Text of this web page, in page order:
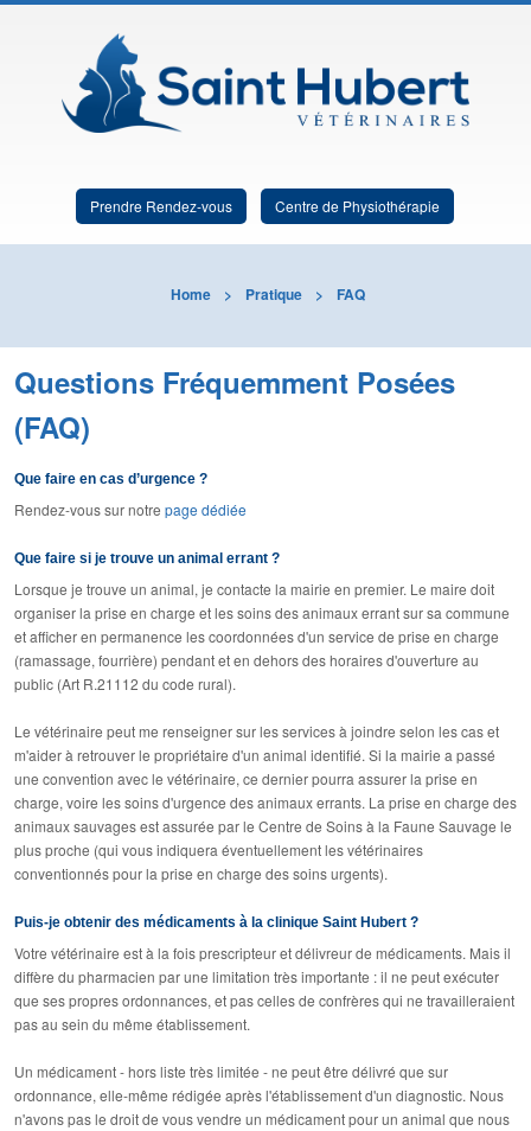
Prendre Rendez-vous Centre de Physiothérapie
Home > Pratique > FAQ
Questions Fréquemment Posées
(FAQ)
Que faire en cas d’urgence ?
Rendez-vous sur notre page dédiée
Que faire si je trouve un animal errant ?
Lorsque je trouve un animal, je contacte la mairie en premier. Le maire doit
organiser la prise en charge et les soins des animaux errant sur sa commune
et afficher en permanence les coordonnées d'un service de prise en charge
(ramassage, fourrière) pendant et en dehors des horaires d'ouverture au
public (Art R.211­12 du code rural).
Le vétérinaire peut me renseigner sur les services à joindre selon les cas et
m'aider à retrouver le propriétaire d'un animal identifié. Si la mairie a passé
une convention avec le vétérinaire, ce dernier pourra assurer la prise en
charge, voire les soins d'urgence des animaux errants. La prise en charge des
animaux sauvages est assurée par le Centre de Soins à la Faune Sauvage le
plus proche (qui vous indiquera éventuellement les vétérinaires
conventionnés pour la prise en charge des soins urgents).
Puis-je obtenir des médicaments à la clinique Saint Hubert ?
Votre vétérinaire est à la fois prescripteur et délivreur de médicaments. Mais il
diffère du pharmacien par une limitation très importante : il ne peut exécuter
que ses propres ordonnances, et pas celles de confrères qui ne travailleraient
pas au sein du même établissement.
Un médicament - hors liste très limitée - ne peut être délivré que sur
ordonnance, elle-même rédigée après l'établissement d'un diagnostic. Nous
n'avons pas le droit de vous vendre un médicament pour un animal que nous